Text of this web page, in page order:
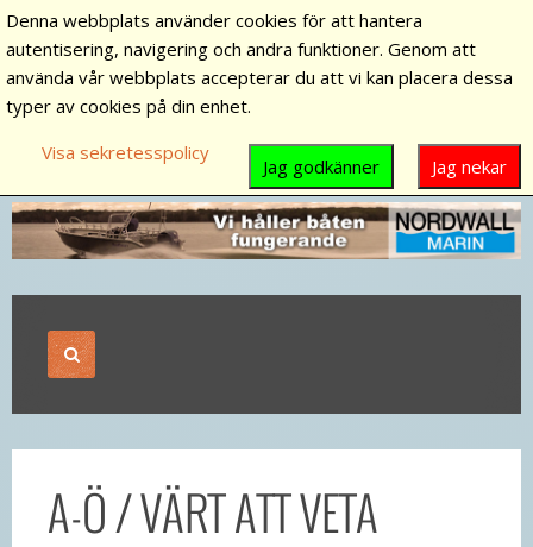
A-Ö / VÄRT ATT VETA
Denna webbplats använder cookies för att hantera
autentisering, navigering och andra funktioner. Genom att
använda vår webbplats accepterar du att vi kan placera dessa
typer av cookies på din enhet.
Visa sekretesspolicy
Jag nekar
Jag godkänner